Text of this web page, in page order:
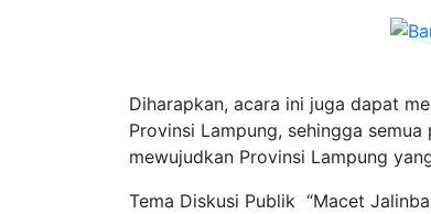
Diharapkan, acara ini juga dapat
Provinsi Lampung, sehingga
mewujudkan Provinsi Lampung
Tema Diskusi Publik “Macet